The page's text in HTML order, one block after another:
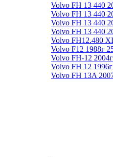
Volvo FH 13 440
Volvo FH 13 440
Volvo FH 13 440
Volvo FH 13 440
Volvo FH12.480
Volvo F12 1988г
Volvo FH-12
Volvo FH 12
Volvo FH 13A